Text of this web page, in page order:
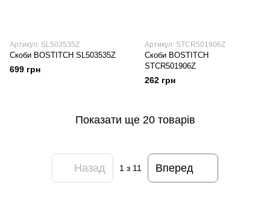
Артикул: SL503535Z
Скоби BOSTITCH SL503535Z
699 грн
Артикул: STCR501906Z
Скоби BOSTITCH
STCR501906Z
262 грн
Показати ще 20 товарів
Назад 1 з 11 Вперед